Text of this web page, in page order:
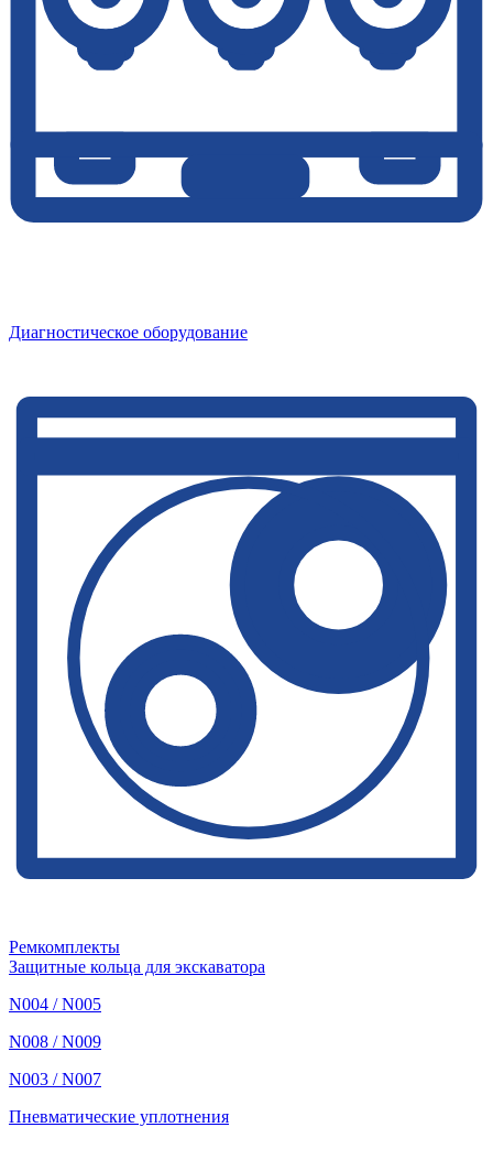
Диагностическое оборудование
Ремкомплекты
Защитные кольца для экскаватора
N004 / N005
N008 / N009
N003 / N007
Пневматические уплотнения